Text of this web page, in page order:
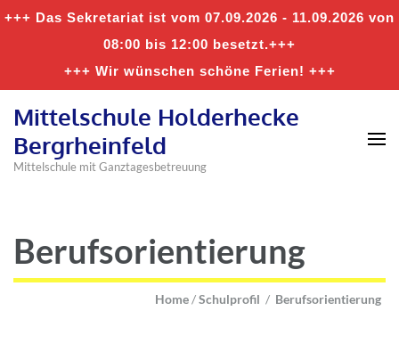
+++ Das Sekretariat ist vom 07.09.2026 - 11.09.2026 von
08:00 bis 12:00 besetzt.+++
+++ Wir wünschen schöne Ferien! +++
Mittelschule Holderhecke
Bergrheinfeld
Mittelschule mit Ganztagesbetreuung
Berufsorientierung
Home/Schulprofil / Berufsorientierung